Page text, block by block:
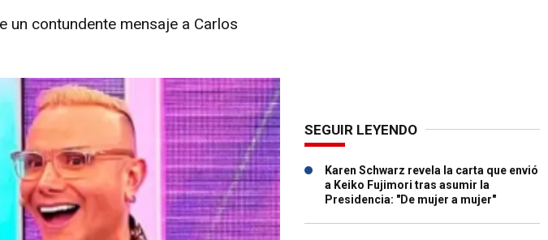
un contundente mensaje a Carlos
SEGUIR LEYENDO
Karen Schwarz revela la carta que envió
a Keiko Fujimori tras asumir la
Presidencia: "De mujer a mujer"